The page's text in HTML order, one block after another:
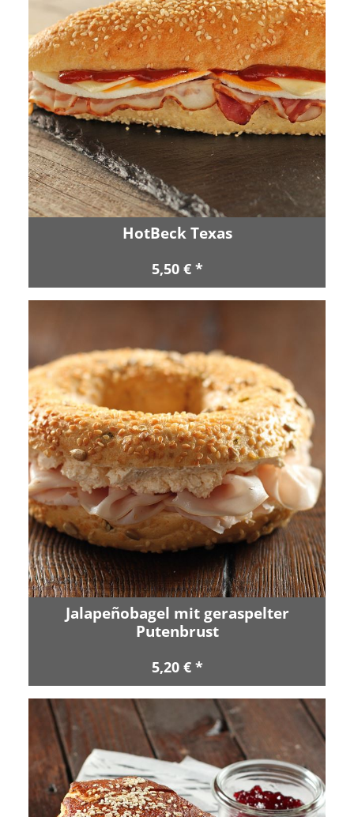
HotBeck Texas
5,50 € *
Jalapeñobagel mit geraspelter
Putenbrust
5,20 € *